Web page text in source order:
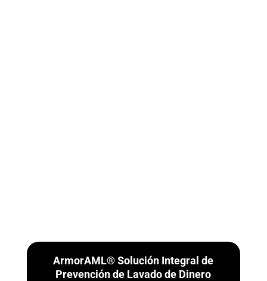
ArmorAML® Solución Integral de
Prevención de Lavado de Dinero